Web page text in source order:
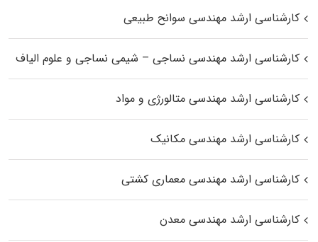
کارشناسی ارشد مهندسی سوانح طبیعی
کارشناسی ارشد مهندسی نساجی – شیمی نساجی و علوم الیاف
کارشناسی ارشد مهندسی متالورژی و مواد
کارشناسی ارشد مهندسی مکانیک
کارشناسی ارشد مهندسی معماری کشتی
کارشناسی ارشد مهندسی معدن